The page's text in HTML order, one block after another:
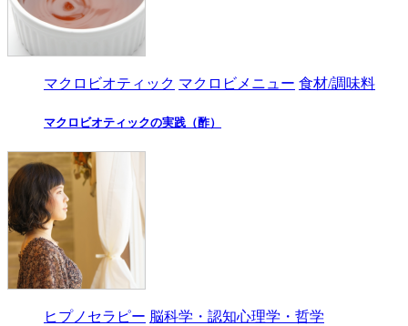
マクロビオティック マクロビメニュー 食材/調味料
マクロビオティックの実践（酢）
ヒプノセラピー 脳科学・認知心理学・哲学